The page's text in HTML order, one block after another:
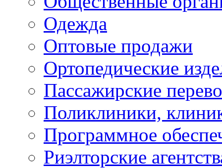
Одежда
Оптовые продажи
Ортопедические
Пассажирские
Поликлиники,
Программное
Риэлторские